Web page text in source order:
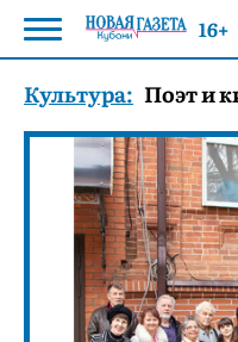
Культура: Поэт и
16+